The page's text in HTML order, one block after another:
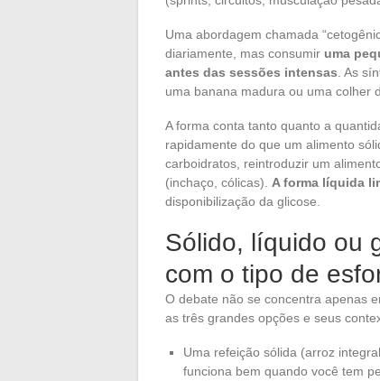
Uma abordagem chamada
diariamente, mas consumir uma
antes das sessões intensas . As
uma banana madura ou uma colher
A forma conta tanto quanto a
rapidamente do que um alimento
carboidratos, reintroduzir um
(inchaço, cólicas). A forma líquida
disponibilização da glicose.
Sólido, líquido ou
com o tipo de
O debate não se concentra apenas
as três grandes opções e seus
Uma refeição sólida (arroz
funciona bem quando você tem